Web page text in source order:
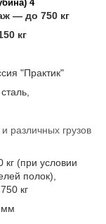
4
― до 750 кг
кг
"Практик"
различных грузов
кг (при условии
полок),
кг
мм